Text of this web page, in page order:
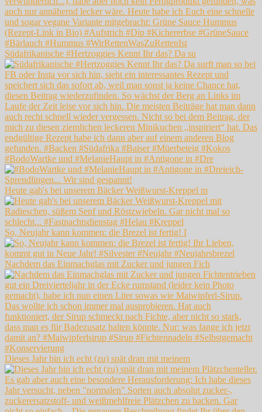
Südafrikanische #Hertzoggies Kennt Ihr das? Da su
#BodoWartke und #MelanieHaupt in #Antigone in #Dre
Heute gab's bei unserem Bäcker Weißwurst-Kreppel m
So, Neujahr kann kommen: die Brezel ist fertig! I
Nachdem das Einmachglas mit Zucker und jungen Fich
Dieses Jahr bin ich echt (zu) spät dran mit meinem